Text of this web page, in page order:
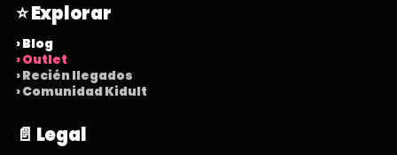
⭐ Explorar
› Blog
› Outlet
› Recién llegados
› Comunidad Kidult
📄 Legal